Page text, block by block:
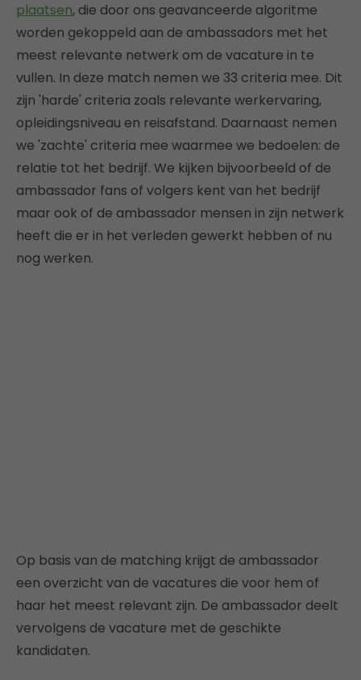
plaatsen, die door ons geavanceerde algoritme
worden gekoppeld aan de ambassadors met het
meest relevante netwerk om de vacature in te
vullen. In deze match nemen we 33 criteria mee. Dit
zijn 'harde' criteria zoals relevante werkervaring,
opleidingsniveau en reisafstand. Daarnaast nemen
we 'zachte' criteria mee waarmee we bedoelen: de
relatie tot het bedrijf. We kijken bijvoorbeeld of de
ambassador fans of volgers kent van het bedrijf
maar ook of de ambassador mensen in zijn netwerk
heeft die er in het verleden gewerkt hebben of nu
nog werken.
Op basis van de matching krijgt de ambassador
een overzicht van de vacatures die voor hem of
haar het meest relevant zijn. De ambassador deelt
vervolgens de vacature met de geschikte
kandidaten.